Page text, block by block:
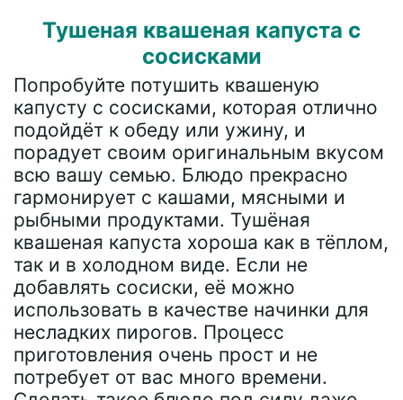
Тушеная квашеная капуста с
сосисками
Попробуйте потушить квашеную
капусту с сосисками, которая отлично
подойдёт к обеду или ужину, и
порадует своим оригинальным вкусом
всю вашу семью. Блюдо прекрасно
гармонирует с кашами, мясными и
рыбными продуктами. Тушёная
квашеная капуста хороша как в тёплом,
так и в холодном виде. Если не
добавлять сосиски, её можно
использовать в качестве начинки для
несладких пирогов. Процесс
приготовления очень прост и не
потребует от вас много времени.